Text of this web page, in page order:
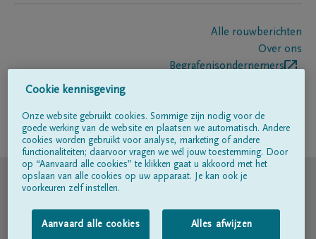
Alle rouwberichten
Over ons
Begrafenisondernemers
Volg ons op
© DELA
Gebruiksvoorwaarden
Cookie kennisgeving
Onze website gebruikt cookies. Sommige zijn nodig voor de
goede werking van de website en plaatsen we automatisch. Andere
cookies worden gebruikt voor analyse, marketing of andere
functionaliteiten; daarvoor vragen we wél jouw toestemming. Door
op “Aanvaard alle cookies” te klikken gaat u akkoord met het
opslaan van alle cookies op uw apparaat. Je kan ook je
voorkeuren zelf instellen.
Aanvaard alle cookies Alles afwijzen